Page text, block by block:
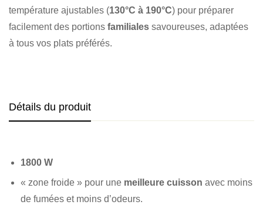
température ajustables (130°C à 190°C) pour préparer
facilement des portions familiales savoureuses, adaptées
à tous vos plats préférés.
Détails du produit
1800 W
« zone froide » pour une meilleure cuisson avec moins
de fumées et moins d’odeurs.